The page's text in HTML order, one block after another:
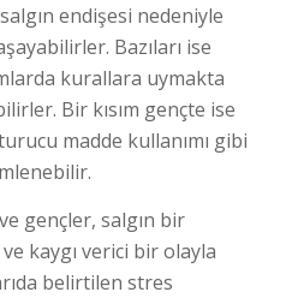
endişesi nedeniyle
Bazıları ise
kurallara uymakta
Bir kısım gençte ise
madde kullanımı gibi
gençler, salgın bir
kaygı verici bir olayla
belirtilen stres